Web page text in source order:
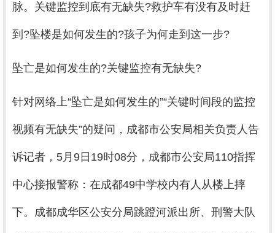
脉。关键监控到底有无缺失?救护车有没有及时赶
到?坠楼是如何发生的?孩子为何走到这一步?
坠亡是如何发生的?关键监控有无缺失?
针对网络上“坠亡是如何发生的”“关键时间段的监控
视频有无缺失”的疑问，成都市公安局相关负责人告
诉记者，5月9日19时08分，成都市公安局110指挥
中心接报警称：在成都49中学校内有人从楼上摔
下。成都成华区公安分局跳蹬河派出所、刑警大队